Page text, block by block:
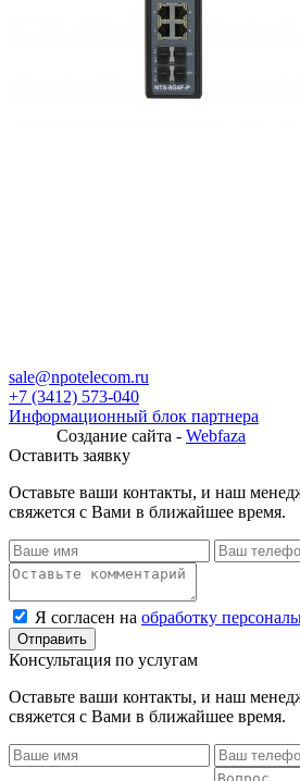
sale@npotelecom.ru
+7 (3412) 573-040
Информационный блок партнера
Создание сайта - Webfaza
Оставить заявку
Оставьте ваши контакты, и наш
свяжется с Вами в ближайшее время.
Я согласен на обработку
Консультация по услугам
Оставьте ваши контакты, и наш
свяжется с Вами в ближайшее время.